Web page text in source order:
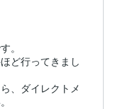
。
ど行ってきまし
、ダイレクトメ